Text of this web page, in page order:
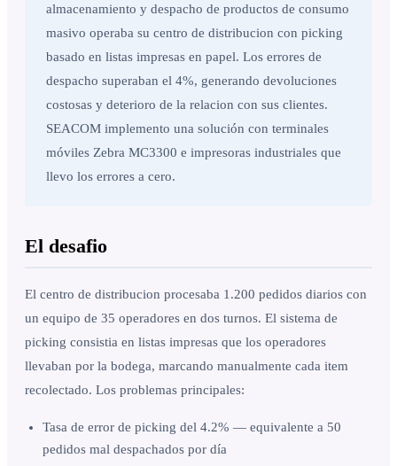
almacenamiento y despacho de productos de consumo
masivo operaba su centro de distribucion con picking
basado en listas impresas en papel. Los errores de
despacho superaban el 4%, generando devoluciones
costosas y deterioro de la relacion con sus clientes.
SEACOM implemento una solución con terminales
móviles Zebra MC3300 e impresoras industriales que
llevo los errores a cero.
El desafio
El centro de distribucion procesaba 1.200 pedidos diarios con
un equipo de 35 operadores en dos turnos. El sistema de
picking consistia en listas impresas que los operadores
llevaban por la bodega, marcando manualmente cada item
recolectado. Los problemas principales:
Tasa de error de picking del 4.2% — equivalente a 50
pedidos mal despachados por día